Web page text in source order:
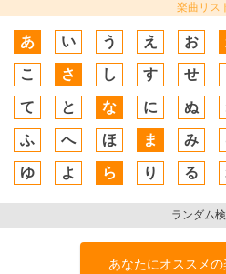
楽曲リス
あ い う え お
こ さ し す せ
て と な に ぬ
ふ へ ほ ま み
ゆ よ ら り る
ランダム
あなたにオススメの